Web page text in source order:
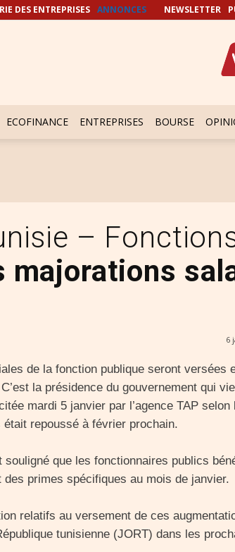
DES ENTREPRISES ANNONCES NEWSLETTER
ECOFINANCE ENTREPRISES BOURSE
–
majorations
6
de la fonction publique seront versées
la présidence du gouvernement qui
mardi 5 janvier par l’agence TAP
repoussé à février prochain.
que les fonctionnaires publics
des primes spécifiques au mois de janvier.
relatifs au versement de ces
tunisienne (JORT) dans les